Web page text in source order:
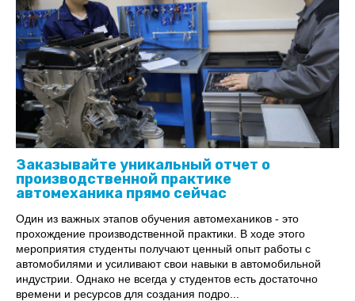
Заказывайте уникальный отчет о
производственной практике
автомеханика прямо сейчас
Один из важных этапов обучения автомехаников - это
прохождение производственной практики. В ходе этого
мероприятия студенты получают ценный опыт работы с
автомобилями и усиливают свои навыки в автомобильной
индустрии. Однако не всегда у студентов есть достаточно
времени и ресурсов для создания подро...